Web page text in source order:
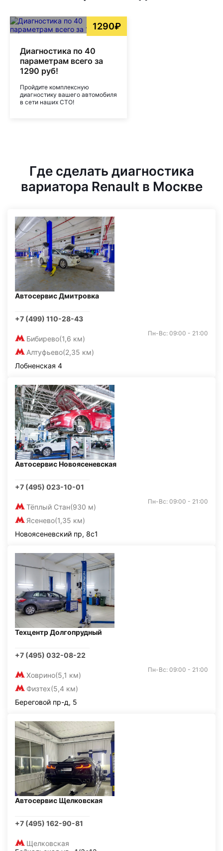
1290₽
Диагностика по 40
параметрам всего за
1290 руб!
Пройдите комплексную
диагностику вашего автомобиля
в сети наших СТО!
Где сделать диагностика
вариатора Renault в Москве
Автосервис Дмитровка
+7 (499) 110-28-43
Бибирево(1,6 км)
Алтуфьево(2,35 км)
Пн-Вс: 09:00 - 21:00
Лобненская 4
Автосервис Новоясеневская
+7 (495) 023-10-01
Тёплый Стан(930 м)
Ясенево(1,35 км)
Пн-Вс: 09:00 - 21:00
Новоясеневский пр, 8с1
Техцентр Долгопрудный
+7 (495) 032-08-22
Ховрино(5,1 км)
Физтех(5,4 км)
Пн-Вс: 09:00 - 21:00
Береговой пр-д, 5
Автосервис Щелковская
+7 (495) 162-90-81
Щелковская